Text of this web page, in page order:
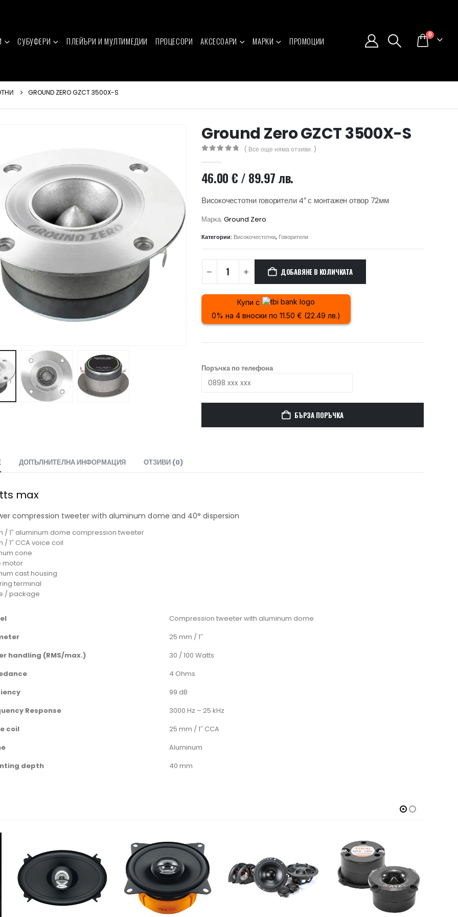
СУБУФЕРИ ПЛЕЙЪРИ И МУЛТИМЕДИИ ПРОЦЕСОРИ АКСЕСОАРИ МАРКИ ПРОМОЦИИ
0
GROUND ZERO GZCT 3500X-S
Ground Zero GZCT 3500X-S
( Все още няма отзиви. )
46.00€/ 89.97 лв.
Високочестотни говорители 4″ с монтажен отвор 72мм
Марка: Ground Zero
Категории: Високочестотни, Говорители
ДОБАВЯНЕ В КОЛИЧКАТА
Купи с
0% на 4 вноски по 11.50 € (22.49 лв.)
Поръчка по телефона
БЪРЗА ПОРЪЧКА
ДОПЪЛНИТЕЛНА ИНФОРМАЦИЯ ОТЗИВИ (0)
max
compression tweeter with aluminum dome and 40° dispersion
/ 1″ aluminum dome compression tweeter
/ 1″ CCA voice coil
cone
motor
cast housing
terminal
/ package
Compression tweeter with aluminum dome
25 mm / 1″
handling (RMS/max.)
30 / 100 Watts
4 Ohms
99 dB
Response
3000 Hz – 25 kHz
coil
25 mm / 1″ CCA
Aluminum
depth
40 mm